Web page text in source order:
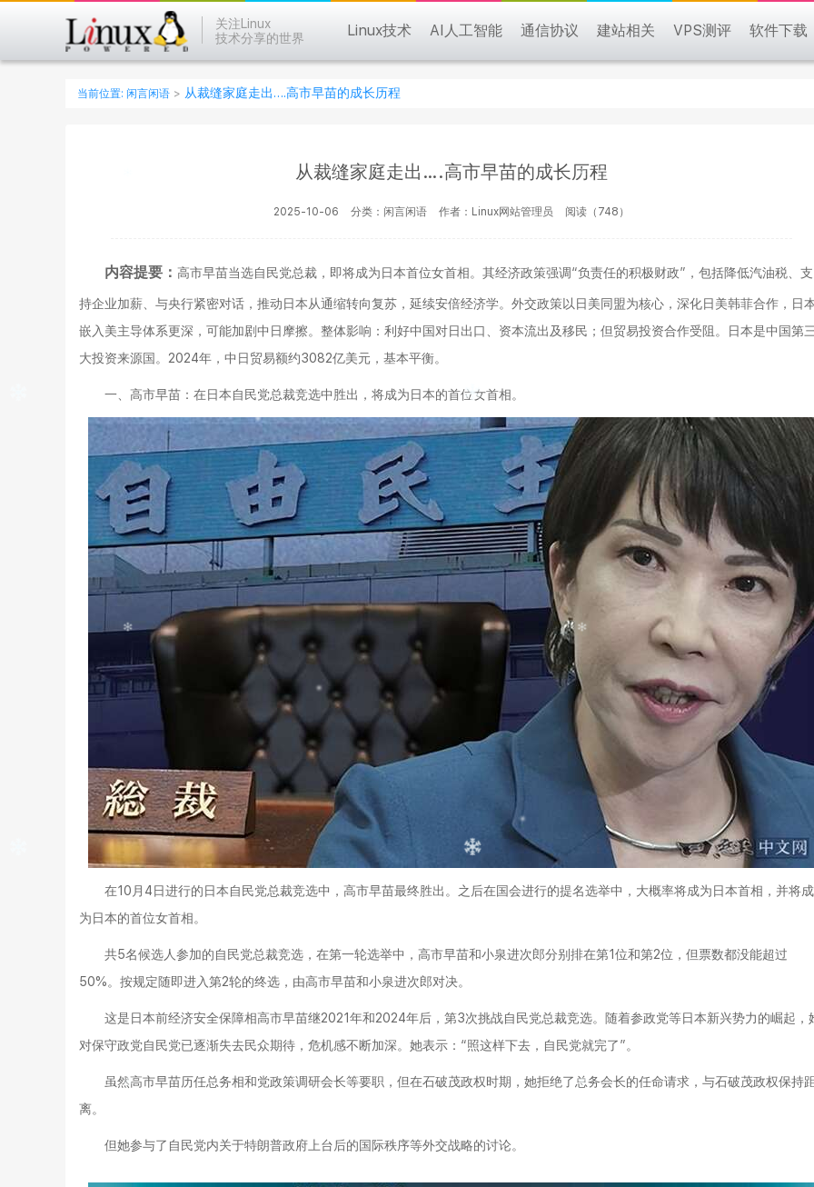
关注Linux
技术分享的世界
Linux技术 AI人工智能 通信协议 建站相关 VPS测评 软件下载
当前位置: 闲言闲语 > 从裁缝家庭走出….高市早苗的成长历程
从裁缝家庭走出….高市早苗的成长历程
2025-10-06 分类：闲言闲语 作者：Linux网站管理员 阅读（748）
内容提要： 高市早苗当选自民党总裁，即将成为日本首位女首相。其经济政策强调“负责任的积极财政”，包括降低汽油税、支
持企业加薪、与央行紧密对话，推动日本从通缩转向复苏，延续安倍经济学。外交政策以日美同盟为核心，深化日美韩菲合作，日
嵌入美主导体系更深，可能加剧中日摩擦。整体影响：利好中国对日出口、资本流出及移民；但贸易投资合作受阻。日本是中国第
大投资来源国。2024年，中日贸易额约3082亿美元，基本平衡。
一、高市早苗：在日本自民党总裁竞选中胜出，将成为日本的首位女首相。
在10月4日进行的日本自民党总裁竞选中，高市早苗最终胜出。之后在国会进行的提名选举中，大概率将成为日本首相，并将成
为日本的首位女首相。
共5名候选人参加的自民党总裁竞选，在第一轮选举中，高市早苗和小泉进次郎分别排在第1位和第2位，但票数都没能超过
50%。按规定随即进入第2轮的终选，由高市早苗和小泉进次郎对决。
这是日本前经济安全保障相高市早苗继2021年和2024年后，第3次挑战自民党总裁竞选。随着参政党等日本新兴势力的崛起，
对保守政党自民党已逐渐失去民众期待，危机感不断加深。她表示：“照这样下去，自民党就完了”。
虽然高市早苗历任总务相和党政策调研会长等要职，但在石破茂政权时期，她拒绝了总务会长的任命请求，与石破茂政权保持
离。
但她参与了自民党内关于特朗普政府上台后的国际秩序等外交战略的讨论。